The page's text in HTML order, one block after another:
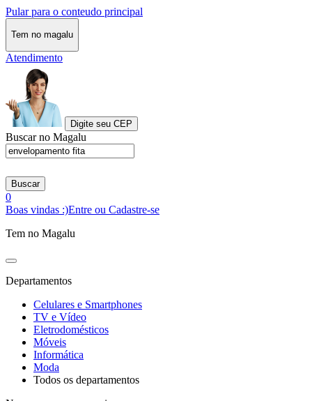
Pular para o conteudo principal
Tem no magalu
Atendimento
Digite seu CEP
Buscar no Magalu
Buscar
0
Boas vindas :)Entre ou Cadastre-se
Tem no Magalu
Departamentos
Celulares e Smartphones
TV e Vídeo
Eletrodomésticos
Móveis
Informática
Moda
Todos os departamentos